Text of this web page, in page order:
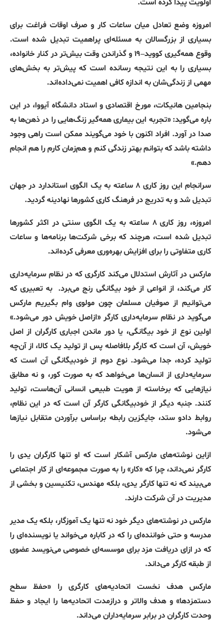
اولویتپیداکرده است.
امروزه وضع تعادل میان ساعات کار و صرف اوقات فراغت برای
بسیاری از بزرگسالان به مسئله‌ای پراهمیت تبدیل شده است.
وقوع همه‌گیری کووید–۱۹ و گذراندن وقت بیش‌تر در کنار خانواده،
بسیاری را به این نتیجه‌ رسانده است که پیش‌تر به بخش‌های
مهمی اززندگی‌شانبه اندازهکافی اهمیتنمی‌داده‌اند.
بنجامین هانیکات، مورخ اقتصادی و استاد دانشگاه آیووا، در این
بارهمی‌گوید: «تجربه این بیماریهمه‌گیرزنگ‌هاییرا در ذهن‌هابه
صدا در آورد. افراد اکنون با خود می‌گویند ممکن است راهی وجود
داشتهباشدکهبتوانمبهترزندگی کنم و هم‌زمانکارمراهم انجام
دهم.»
سرانجام این روز کاری ۸ ساعته به یک الگوی استاندارد در جهان
تبدیلشدوبهتدریجدرفرهنگکاریکشورهانهادینهگردید.
امروزه، روز کاری ۸ ساعته به یک الگوی سنتی در اکثر کشورها
تبدیل شده است، هرچند که برخی شرکت‌ها برنامه‌ها و ساعات
کاری متفاوتی را برای افزایش بهره‌وری معرفی کرده‌اند.
مارکس در آثارش استدلال می‌کند کارگری که در نظام سرمایه‌داری
کار می‌کند، از انواعی از خود بیگانگی رنج می‌برد. به تعبیری که
می‌توانیم از صوفیان مسلمان چون مولوی وام بگیریم مارکس
می‌گوید در نظام سرمایه‌داری کارگر «ازاصل خویش دور می‌شود.»
اولین نوع از خود بیگانگی، یا دور ماندن اجباری کارگران از اصل
خویش، آن است که کارگر بلافاصله پس از تولید یک کالا، از آن‌چه
تولید کرده، جدا می‌شود.نوع دوم از خودبیگانگی آن است که
سرمایه‌داری از انسان‌ها می‌خواهد که به صورت کور، و نه مطابق
نیازهایی که برخاسته از هویت طبیعی انسانی آن‌هاست، تولید
کنند.جنبه دیگر از خودبیگانگی کارگر آن است که در این نظام،
روابط دادو ستد، جایگزین رابطه براساس برآوردن متقابل نیازها
می‌شود.
ازاین نوشته‌های مارکس آشکار است که او تنها کارگران یدی را
کارگر نمی‌داند، چرا که«کار»را به صورت مجموعه‌ای از کار اجتماعی
می‌بیند که نه تنها کارگر یدی، بلکه مهندس، تکنیسین و بخشی از
مدیریت در آن شرکت دارند.
مارکس در نوشته‌های دیگر خود نه تنها یک آموزگار، بلکه یک مدیر
مدرسه و حتی خواننده‌ای را که در کاباره می‌خواند یا نویسنده‌ای را
که در ازای دریافت مزد برای موسسه‌ای خصوصی می‌نویسد عضوی
از طبقه‌ کارگر می‌داند.
مارکس هدف نخست اتحادیه‌های کارگری را «حفظ سطح
دستمزدها»و هدف والاتر و درازمدت اتحادیه‌ها را ایجاد و حفظ
وحدت کارگران در برابر سرمایه‌داران می‌داند.